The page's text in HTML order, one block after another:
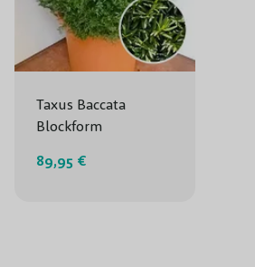
Taxus Baccata
Blockform
89,95 €